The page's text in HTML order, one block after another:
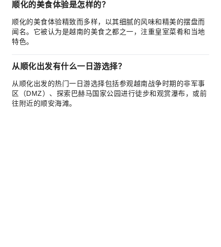
顺化的美食体验是怎样的？
顺化的美食体验精致而多样，以其细腻的风味和精美的摆盘而
闻名。它被认为是越南的美食之都之一，注重皇室菜肴和当地
特色。
从顺化出发有什么一日游选择？
从顺化出发的热门一日游选择包括参观越南战争时期的非军事
区（DMZ）、探索巴赫马国家公园进行徒步和观赏瀑布，或前
往附近的顺安海滩。